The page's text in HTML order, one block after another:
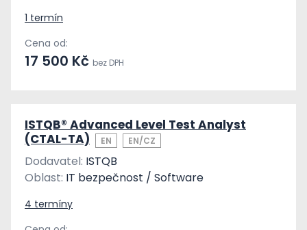
1 termín
Cena od:
17 500 Kč bez DPH
ISTQB® Advanced Level Test Analyst
(CTAL-TA)
EN EN/CZ
Dodavatel: ISTQB
Oblast: IT bezpečnost / Software
4 termíny